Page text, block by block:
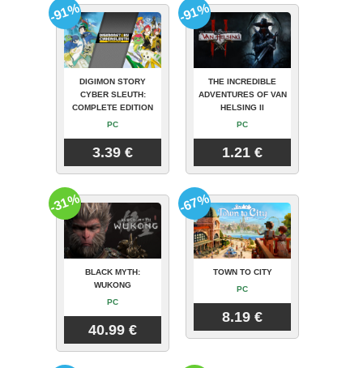
DIGIMON STORY
CYBER SLEUTH:
COMPLETE EDITION
PC
3.39 €
-91%
THE INCREDIBLE
ADVENTURES OF VAN
HELSING II
PC
1.21 €
-91%
BLACK MYTH:
WUKONG
PC
40.99 €
-31%
TOWN TO CITY
PC
8.19 €
-67%